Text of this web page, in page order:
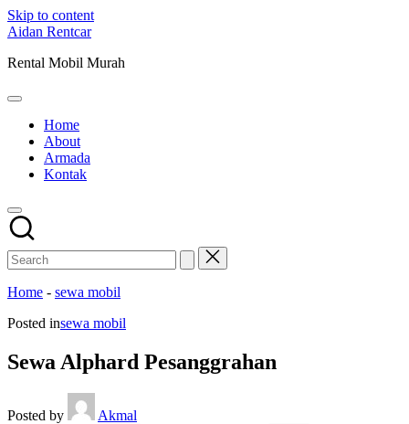
Skip to content
Aidan Rentcar
Rental Mobil Murah
Home
About
Armada
Kontak
Home - sewa mobil
Posted insewa mobil
Sewa Alphard Pesanggrahan
Posted by Akmal